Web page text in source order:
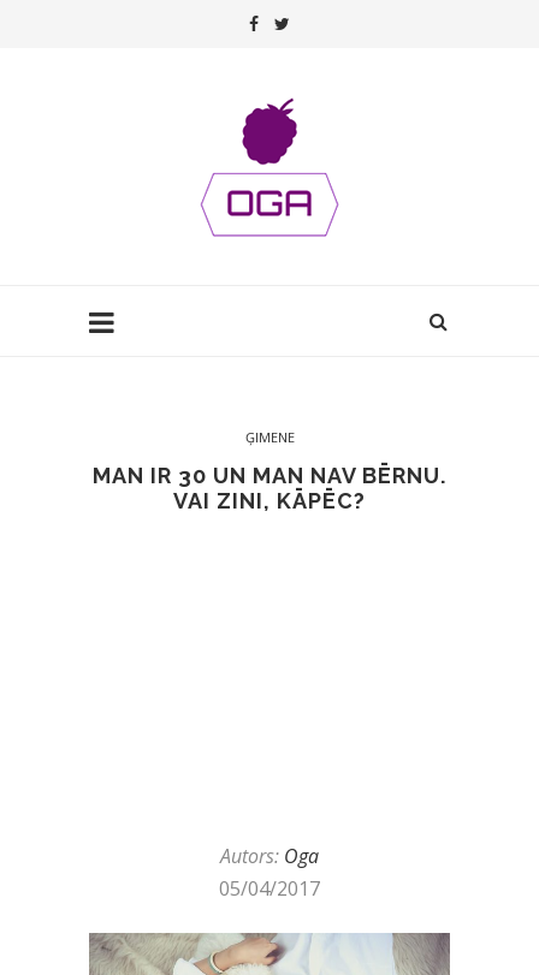
ĢIMENE
MAN IR 30 UN MAN NAV BĒRNU.
VAI ZINI, KĀPĒC?
Autors: Oga
05/04/2017